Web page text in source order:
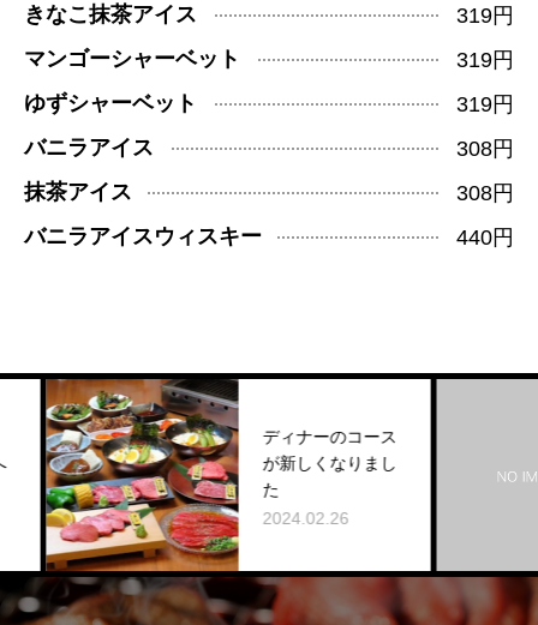
きなこ抹茶アイス
319円
マンゴーシャーベット
319円
ゆずシャーベット
319円
バニラアイス
308円
抹茶アイス
308円
バニラアイスウィスキー
440円
ディナーのコース
が新しくなりまし
た
2024.02.26